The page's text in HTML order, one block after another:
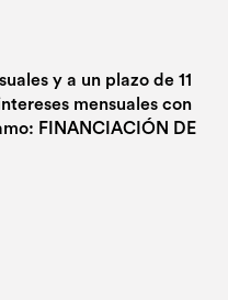
y a un plazo de 11
mensuales con
FINANCIACIÓN DE